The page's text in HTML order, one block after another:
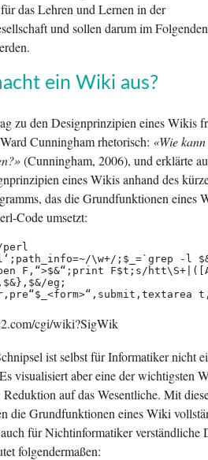
das Lehren und Lernen in der
und sollen darum im Folgenden
ein Wiki aus?
zu den Designprinzipien eines Wikis
Cunningham rhetorisch: «Wie
(Cunningham, 2006), und erklärte
eines Wikis anhand des
das die Grundfunktionen eines
Code umsetzt:
\w+/;$_=`grep -l
F,“>$&“;print F$t;s/
eg;
cgi/wiki?SigWik
ist selbst für Informatiker nicht
visualisiert aber eine der wichtigsten
Reduktion auf das Wesentliche. Mit
die Grundfunktionen eines Wiki
für Nichtinformatiker verständliche
folgendermaßen: